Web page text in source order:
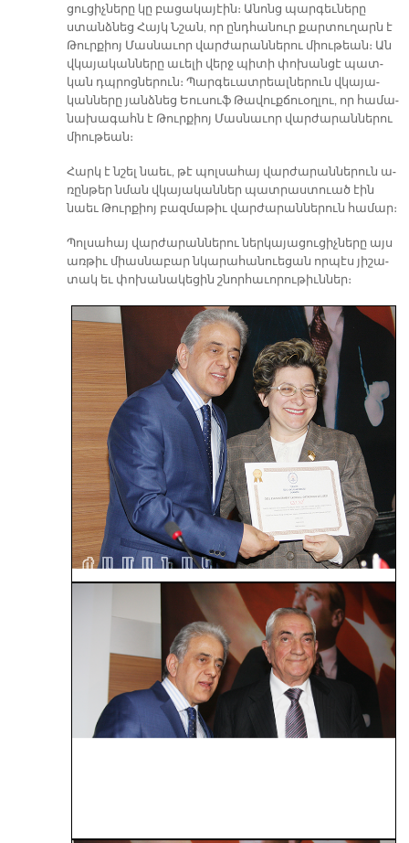
ցու­ցիչ­նե­րը կը բա­ցա­կա­յէին։ Ա­նոնց պար­գեւ­նե­րը
ստանձ­նեց Հայկ Նշան, որ ընդ­հա­նուր քար­տու­ղարն է
Թուր­քիոյ Մաս­նա­ւոր վար­ժա­րան­նե­րու միու­թեան։ Ան
վկա­յա­կան­նե­րը ա­ւե­լի վերջ պի­տի փո­խան­ցէ պատ­
կան դպրոց­նե­րուն։ Պար­գե­ւատ­րեալ­նե­րուն վկա­յա­
կան­նե­րը յանձ­նեց Եու­սուֆ Թա­վուք­ճուօղ­լու, որ հա­մա­
նա­խա­գահն է Թուր­քիոյ Մաս­նա­ւոր վար­ժա­րան­նե­րու
միու­թեան։
Հարկ է նշել նաեւ, թէ պոլ­սա­հայ վար­ժա­րան­նե­րուն ա­
ռըն­թեր նման վկա­յա­կան­ներ պատ­րաս­տուած էին
նաեւ Թուր­քիոյ բազ­մա­թիւ վար­ժա­րան­նե­րուն հա­մար։
Պոլ­սա­հայ վար­ժա­րան­նե­րու ներ­կա­յա­ցու­ցիչ­նե­րը այս
առ­թիւ միաս­նա­բար նկա­րա­հա­նուե­ցան որ­պէս յի­շա­
տակ եւ փո­խա­նա­կե­ցին շնոր­հա­ւո­րու­թիւն­ներ։